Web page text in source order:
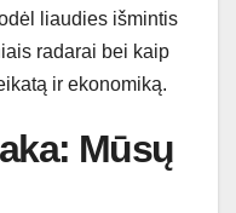
liaudies išmintis
radarai bei kaip
ir ekonomiką.
Mūsų